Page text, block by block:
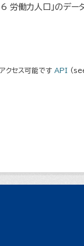
労働力人口」のデー
クセス可能です API